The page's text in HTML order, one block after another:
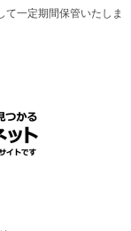
て一定期間保管いたしま